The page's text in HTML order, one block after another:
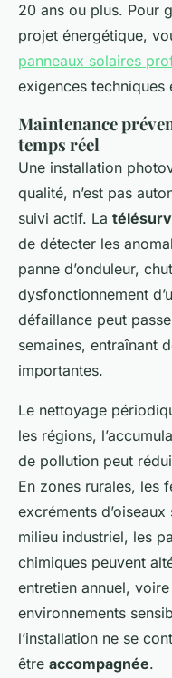
20 ans ou plus. Pour
projet énergétique,
panneaux solaires
exigences techniques
Maintenance
temps réel
Une installation
qualité, n’est pas
suivi actif. La
de détecter les
panne d’onduleur,
dysfonctionnement
défaillance peut
semaines, entraînant
importantes.
Le nettoyage
les régions,
de pollution peut
En zones rurales, les
excréments
milieu industriel, les
chimiques peuvent
entretien annuel,
environnements
l’installation ne se
être accompagnée.